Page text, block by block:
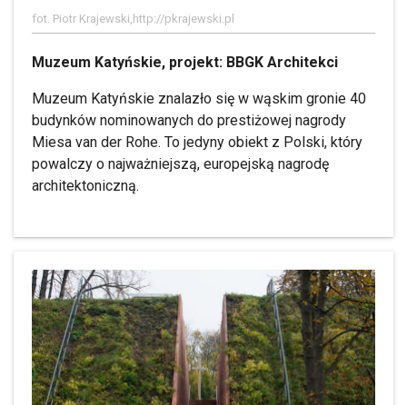
fot. Piotr Krajewski,http://pkrajewski.pl
Muzeum Katyńskie, projekt: BBGK Architekci
Muzeum Katyńskie znalazło się w wąskim gronie 40
budynków nominowanych do prestiżowej nagrody
Miesa van der Rohe. To jedyny obiekt z Polski, który
powalczy o najważniejszą, europejską nagrodę
architektoniczną.